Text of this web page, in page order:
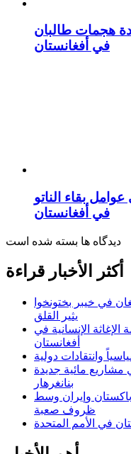
هجمات طالبان
في أفغانستان
بقاء الناتو
في أفغانستان
دیدگاه ها بسته شده است
أكثر الأخبار قراءة
في خيبر بختونخوا
يثير القلق
أزمة الإغاثة الإنسانية في
أفغانستان
وانتقادات دولية
مشاريع مائية جديدة
بنانغرهار
من باكستان وإيران وسط
ظروف صعبة
في الأمم المتحدة